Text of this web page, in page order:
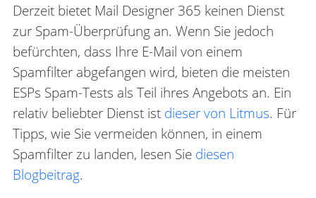
Derzeit bietet Mail Designer 365 keinen Dienst
zur Spam-Überprüfung an. Wenn Sie jedoch
befürchten, dass Ihre E-Mail von einem
Spamfilter abgefangen wird, bieten die meisten
ESPs Spam-Tests als Teil ihres Angebots an. Ein
relativ beliebter Dienst ist dieser von Litmus. Für
Tipps, wie Sie vermeiden können, in einem
Spamfilter zu landen, lesen Sie diesen
Blogbeitrag.